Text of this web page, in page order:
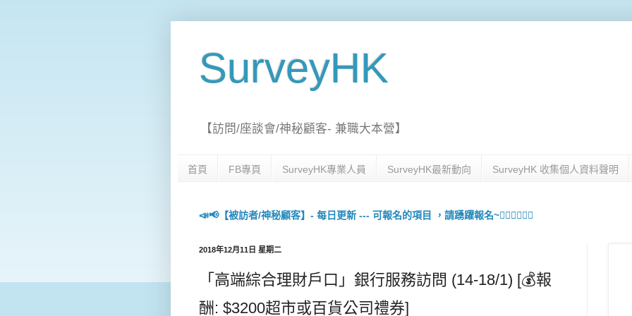
SurveyHK
【訪問/座談會/神秘顧客- 兼職大本營】
首頁 FB專頁 SurveyHK專業人員 SurveyHK最新動向 SurveyHK 收集個人資料聲明
📣📢【被訪者/神秘顧客】- 每日更新 --- 可報名的項目 ，請踴躍報名~🙋🏻‍♀️💇🏻‍♀️
2018年12月11日 星期二
「高端綜合理財戶口」銀行服務訪問 (14-18/1) [💰報
酬: $3200超市或百貨公司禮券]